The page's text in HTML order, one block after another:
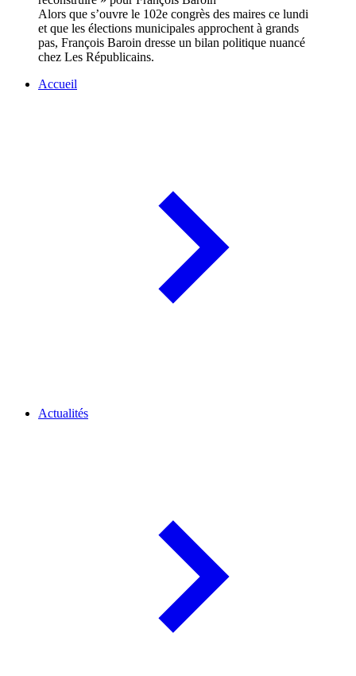
Alors que s’ouvre le 102e congrès des maires ce lundi
et que les élections municipales approchent à grands
pas, François Baroin dresse un bilan politique nuancé
chez Les Républicains.
Accueil
Actualités